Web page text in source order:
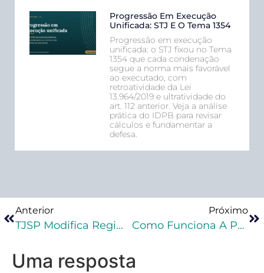
Progressão Em Execução
Unificada: STJ E O Tema 1354
Progressão em execução
unificada: o STJ fixou no Tema
1354 que cada condenação
segue a norma mais favorável
ao executado, com
retroatividade da Lei
13.964/2019 e ultratividade do
art. 112 anterior. Veja a análise
prática do IDPB para revisar
cálculos e fundamentar a
defesa.
Anterior
TJSP Modifica Regime Em Revisão Criminal
Próximo
Como Funciona A Progressão De Regime
Uma resposta